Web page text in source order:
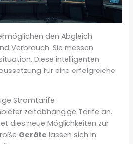
den Abgleich
Verbrauch. Sie messen
Diese intelligenten
für eine erfolgreiche
Stromtarife
zeitabhängige Tarife an.
dies neue Möglichkeiten zur
Geräte lassen sich in